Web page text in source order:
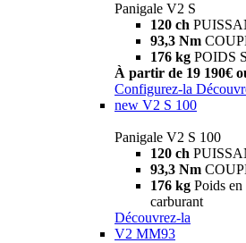
Panigale V2 S
120 ch
93,3 Nm
176 kg POIDS
À partir de 19 190€
Configurez-la
new V2 S 100
Panigale V2 S 100
120 ch
93,3 Nm
176 kg Poids en
carburant
Découvrez-la
V2 MM93